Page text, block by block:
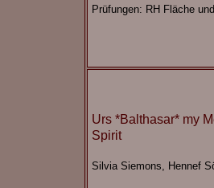
Prüfungen: RH Fläche
Urs *Balthasar* my
Spirit
Silvia Siemons, Hennef